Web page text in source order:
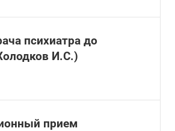
психиатра до
И.С.)
прием